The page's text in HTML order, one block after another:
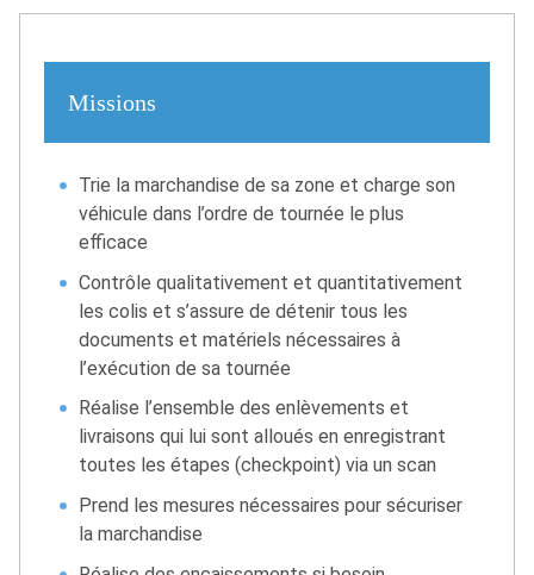
Missions
Trie la marchandise de sa zone et charge son
véhicule dans l’ordre de tournée le plus
efficace
Contrôle qualitativement et quantitativement
les colis et s’assure de détenir tous les
documents et matériels nécessaires à
l’exécution de sa tournée
Réalise l’ensemble des enlèvements et
livraisons qui lui sont alloués en enregistrant
toutes les étapes (checkpoint) via un scan
Prend les mesures nécessaires pour sécuriser
la marchandise